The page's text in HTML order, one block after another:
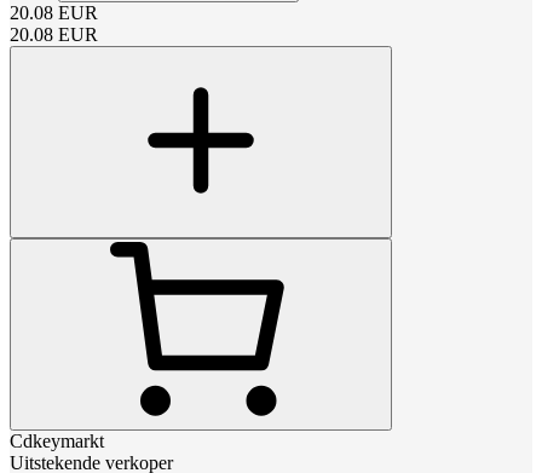
20.08 EUR
20.08 EUR
Cdkeymarkt
Uitstekende verkoper